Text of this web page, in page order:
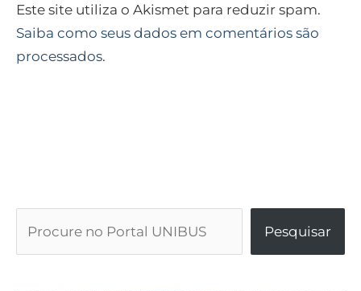
Este site utiliza o Akismet para reduzir spam.
Saiba como seus dados em comentários são
processados.
Pesquisar